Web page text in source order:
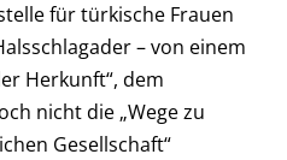
für türkische Frauen
– von einem
Herkunft“, dem
nicht die „Wege zu
Gesellschaft“